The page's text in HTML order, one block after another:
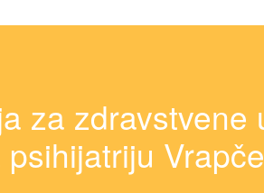
za zdravstvene
Vrapče